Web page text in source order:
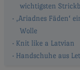
wichtigsten
‚Ariadnes Fäden‘
Wolle
Knit like a Latvian
Handschuhe aus